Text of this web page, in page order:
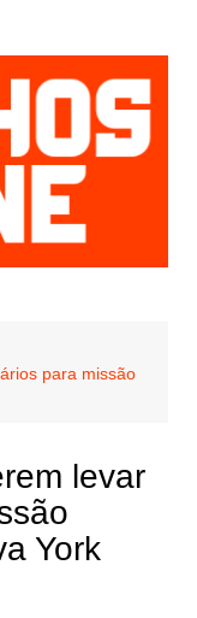
para missão
levar
York